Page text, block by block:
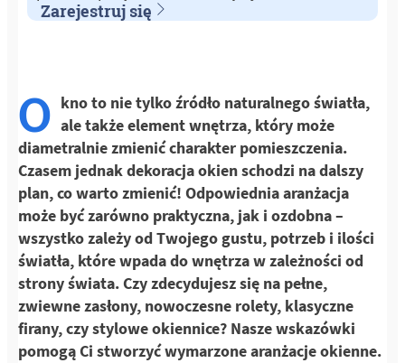
Zarejestruj się
O kno to nie tylko źródło naturalnego światła,
ale także element wnętrza, który może
diametralnie zmienić charakter pomieszczenia.
Czasem jednak dekoracja okien schodzi na dalszy
plan, co warto zmienić! Odpowiednia aranżacja
może być zarówno praktyczna, jak i ozdobna –
wszystko zależy od Twojego gustu, potrzeb i ilości
światła, które wpada do wnętrza w zależności od
strony świata. Czy zdecydujesz się na pełne,
zwiewne zasłony, nowoczesne rolety, klasyczne
firany, czy stylowe okiennice? Nasze wskazówki
pomogą Ci stworzyć wymarzone aranżacje okienne.